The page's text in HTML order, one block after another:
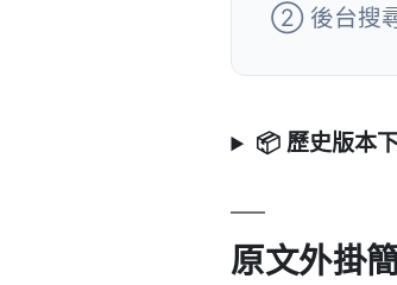
② 後台搜
📦 歷史版本
原文外掛